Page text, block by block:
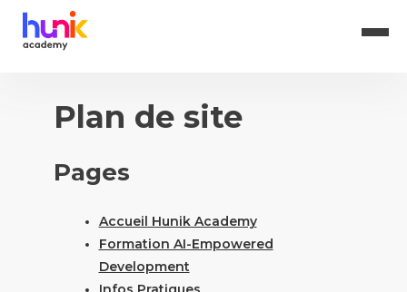
Plan de site
Pages
Accueil Hunik Academy
Formation AI-Empowered
Development